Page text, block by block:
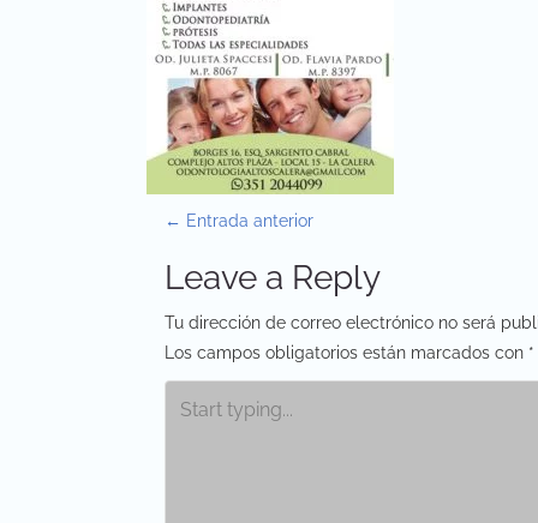
P
o
s
t
n
← Entrada anterior
Leave a Reply
Tu dirección de correo electrónico no será
Los campos obligatorios están marcados con *